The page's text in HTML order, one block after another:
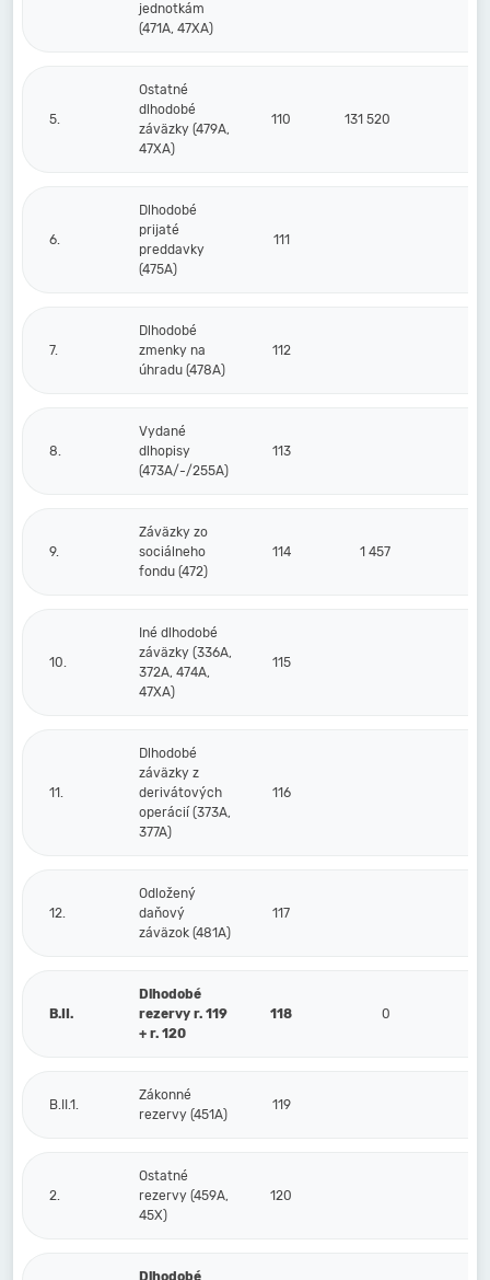
jednotkám
(471A, 47XA)
5.
Ostatné
dlhodobé
záväzky (479A,
47XA)
110 131 520
6.
Dlhodobé
prijaté
preddavky
(475A)
111
7.
Dlhodobé
zmenky na
úhradu (478A)
112
8.
Vydané
dlhopisy
(473A/-/255A)
113
9.
Záväzky zo
sociálneho
fondu (472)
114 1 457
10.
Iné dlhodobé
záväzky (336A,
372A, 474A,
47XA)
115
11.
Dlhodobé
záväzky z
derivátových
operácií (373A,
377A)
116
12.
Odložený
daňový
záväzok (481A)
117
B.II.
Dlhodobé
rezervy r. 119
+ r. 120
118 0
B.II.1.
Zákonné
rezervy (451A)
119
2.
Ostatné
rezervy (459A,
45X)
120
Dlhodobé